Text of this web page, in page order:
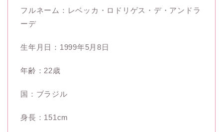
フルネーム：レベッカ・ロドリゲス・デ・アンドラ
ーデ
生年月日：1999年5月8日
年齢：22歳
国：ブラジル
身長：151cm